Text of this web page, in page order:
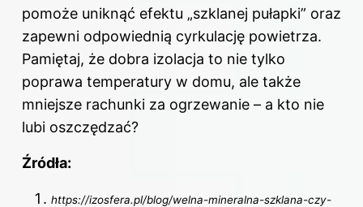
pomoże uniknąć efektu „szklanej pułapki” oraz
zapewni odpowiednią cyrkulację powietrza.
Pamiętaj, że dobra izolacja to nie tylko
poprawa temperatury w domu, ale także
mniejsze rachunki za ogrzewanie – a kto nie
lubi oszczędzać?
Źródła:
https://izosfera.pl/blog/welna-mineralna-szklana-czy-